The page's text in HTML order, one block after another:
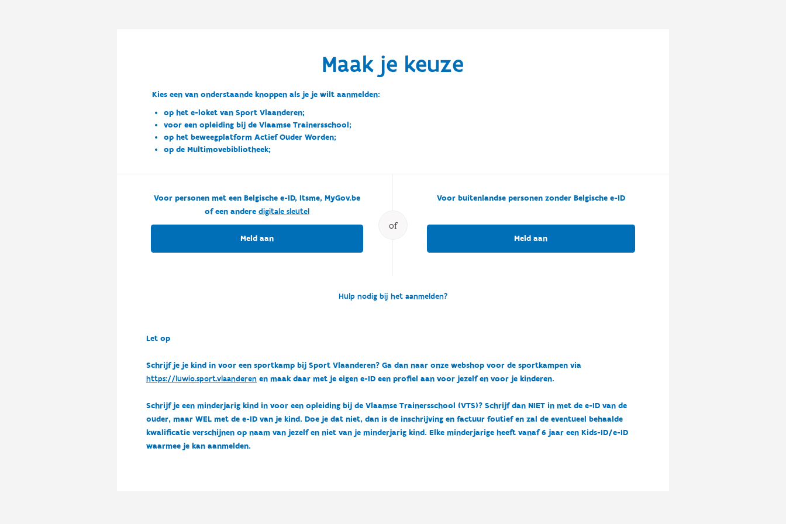
Maak je keuze
Kies een van onderstaande knoppen als je je wilt aanmelden:
op het e-loket van Sport Vlaanderen;
voor een opleiding bij de Vlaamse Trainersschool;
op het beweegplatform Actief Ouder Worden;
op de Multimovebibliotheek;
of
Voor personen met een Belgische e-ID, Itsme, MyGov.be
of een andere digitale sleutel
Meld aan
Voor buitenlandse personen zonder Belgische e-ID
Meld aan
Hulp nodig bij het aanmelden?
Let op
Schrijf je je kind in voor een sportkamp bij Sport Vlaanderen? Ga dan naar onze webshop voor de sportkampen via
https://luwio.sport.vlaanderenen maak daar met je eigen e-ID een profiel aan voor jezelf en voor je kinderen.
Schrijf je een minderjarig kind in voor een opleiding bij de Vlaamse Trainersschool (VTS)? Schrijf dan NIET in met de e-ID van de
ouder, maar WEL met de e-ID van je kind. Doe je dat niet, dan is de inschrijving en factuur foutief en zal de eventueel behaalde
kwalificatie verschijnen op naam van jezelf en niet van je minderjarig kind. Elke minderjarige heeft vanaf 6 jaar een Kids-ID/e-ID
waarmee je kan aanmelden.